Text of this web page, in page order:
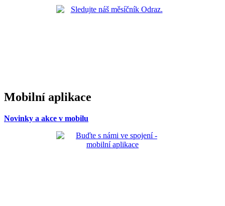
Mobilní aplikace
Novinky a akce v mobilu